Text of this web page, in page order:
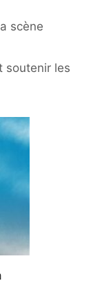
scène
soutenir les